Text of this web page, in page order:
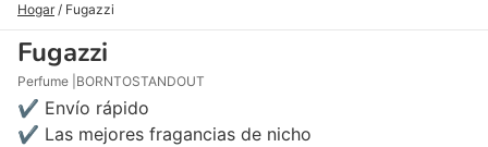
Hogar / Fugazzi
Fugazzi
Perfume BORNTOSTANDOUT
✔ Envío rápido
✔ Las mejores fragancias de nicho